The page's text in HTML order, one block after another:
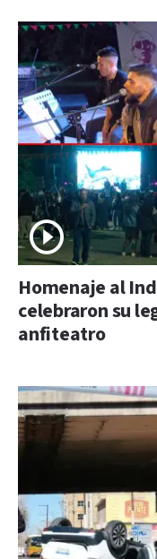
Homenaje al
celebraron su
anfiteatro